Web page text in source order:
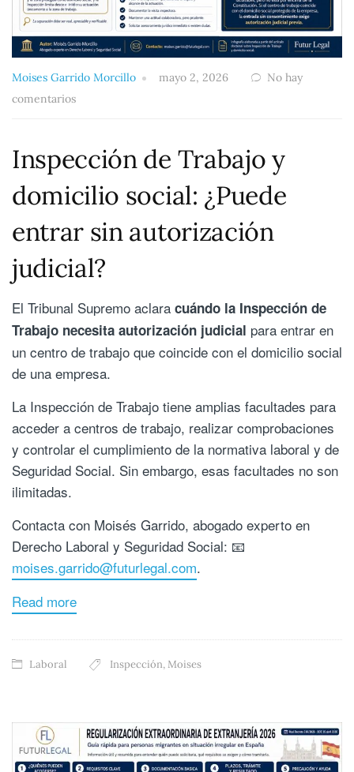
Moises Garrido Morcillo mayo 2, 2026
No hay
comentarios
Inspección de Trabajo y
domicilio social: ¿Puede
entrar sin autorización
judicial?
El Tribunal Supremo aclara cuándo la Inspección de
Trabajo necesita autorización judicial para entrar en
un centro de trabajo que coincide con el domicilio social
de una empresa.
La Inspección de Trabajo tiene amplias facultades para
acceder a centros de trabajo, realizar comprobaciones
y controlar el cumplimiento de la normativa laboral y de
Seguridad Social. Sin embargo, esas facultades no son
ilimitadas.
Contacta con Moisés Garrido, abogado experto en
Derecho Laboral y Seguridad Social: 📧
moises.garrido@futurlegal.com.
Read more
Laboral Inspección, Moises